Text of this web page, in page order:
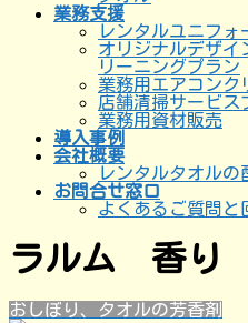
業務支援
レンタルユニフォ
オリジナルデザイ
リーニングプラン
業務用エアコンク
店舗清掃サービス
業務用資材販売
導入事例
会社概要
レンタルタオル
お問合せ窓口
よくあるご質問と
ラルム 香り
おしぼり、タオルの芳香剤